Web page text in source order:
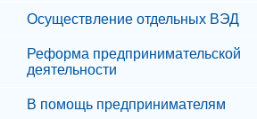
Осуществление отдельных ВЭД
Реформа предпринимательской
деятельности
В помощь предпринимателям